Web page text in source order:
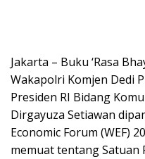
Jakarta – Buku ‘Rasa
Wakapolri Komjen Dedi
Presiden RI Bidang
Dirgayuza Setiawan
Economic Forum (WEF)
memuat tentang Satuan